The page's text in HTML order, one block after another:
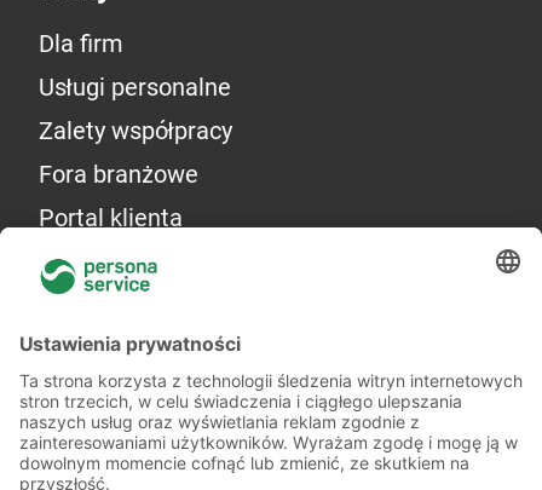
Dla firm
Usługi personalne
Zalety współpracy
Fora branżowe
Portal klienta
Więcej o nas
Kilka słów o nas
Oddziały
Akademia